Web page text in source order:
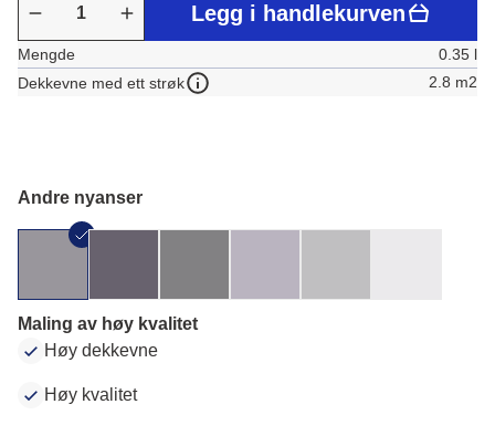
Legg i handlekurven
Mengde
0.35 l
Dekkevne med ett strøk
2.8 m2
Andre nyanser
Maling av høy kvalitet
Høy dekkevne
Høy kvalitet